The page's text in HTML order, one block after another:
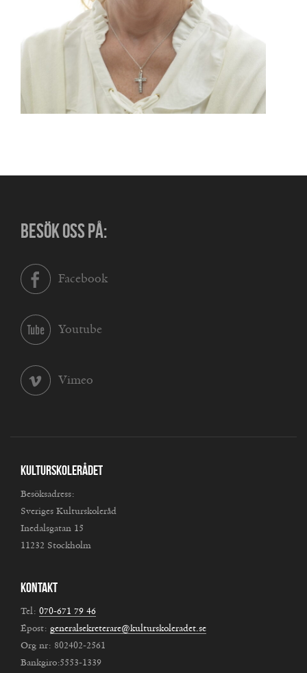
BESÖK OSS PÅ:
Facebook
Youtube
Vimeo
Kulturskolerådet
Besöksadress:
Sveriges Kulturskoleråd
Inedalsgatan 15
11232 Stockholm
Kontakt
Tel: 070-671 79 46
Epost: generalsekreterare@kulturskoleradet.se
Org nr: 802402-2561
Bankgiro:5553-1339